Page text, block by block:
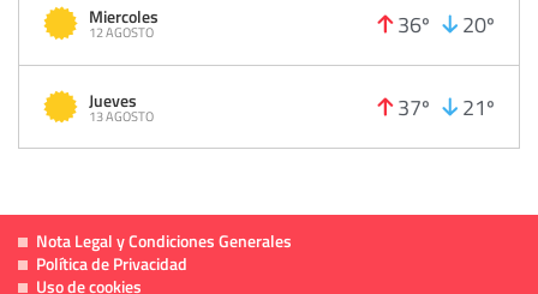
Miercoles
12 AGOSTO 36º 20º
Jueves
13 AGOSTO 37º 21º
Nota Legal y Condiciones Generales
Política de Privacidad
Uso de cookies